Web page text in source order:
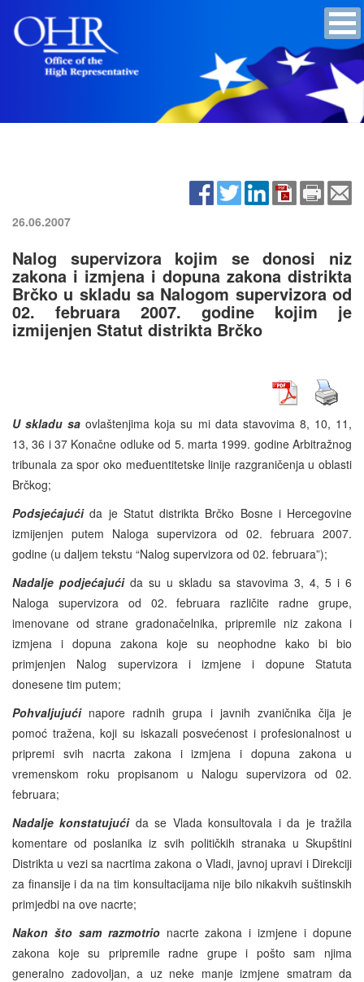
26.06.2007
Nalog supervizora kojim se donosi niz
zakona i izmjena i dopuna zakona distrikta
Brčko u skladu sa Nalogom supervizora od
02. februara 2007. godine kojim je
izmijenjen Statut distrikta Brčko
U skladu saovlaštenjima koja su mi data stavovima 8, 10, 11,
13, 36 i 37 Konačne odluke od 5. marta 1999. godine Arbitražnog
tribunala za spor oko međuentitetske linije razgraničenja u oblasti
Brčkog;
Podsjećajućida je Statut distrikta Brčko Bosne i Hercegovine
izmijenjen putem Naloga supervizora od 02. februara 2007.
godine (u daljem tekstu “Nalog supervizora od 02. februara”);
Nadalje podjećajućida su u skladu sa stavovima 3, 4, 5 i 6
Naloga supervizora od 02. februara različite radne grupe,
imenovane od strane gradonačelnika, pripremile niz zakona i
izmjena i dopuna zakona koje su neophodne kako bi bio
primjenjen Nalog supervizora i izmjene i dopune Statuta
donesene tim putem;
Pohvaljujući napore radnih grupa i javnih zvaničnika čija je
pomoć tražena, koji su iskazali posvećenost i profesionalnost u
pripremi svih nacrta zakona i izmjena i dopuna zakona u
vremenskom roku propisanom u Nalogu supervizora od 02.
februara;
Nadalje konstatujući da se Vlada konsultovala i da je tražila
komentare od poslanika iz svih političkih stranaka u Skupštini
Distrikta u vezi sa nacrtima zakona o Vladi, javnoj upravi i Direkciji
za finansije i da na tim konsultacijama nije bilo nikakvih suštinskih
primjedbi na ove nacrte;
Nakon što sam razmotrio nacrte zakona i izmjene i dopune
zakona koje su pripremile radne grupe i pošto sam njima
generalno zadovoljan, a uz neke manje izmjene smatram da